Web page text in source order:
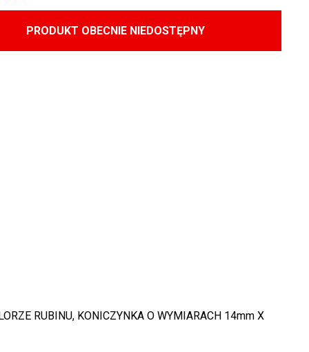
PRODUKT OBECNIE NIEDOSTĘPNY
RUBINU, KONICZYNKA O WYMIARACH 14mm X